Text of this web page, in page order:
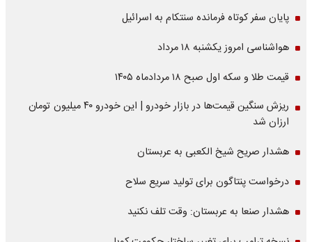
پایان سفر کوتاه فرمانده سنتکام به اسرائیل
هواشناسی امروز یکشنبه ۱۸ مرداد
قیمت طلا و سکه اول صبح ۱۸ مردادماه ۱۴۰۵
ریزش سنگین قیمت‌ها در بازار خودرو | این خودرو ۴۰ میلیون تومان
ارزان شد
هشدار صریح شیخ الکعبی به عربستان
درخواست پنتاگون برای تولید سریع سلاح
هشدار صنعا به عربستان: وقت تلف نکنید